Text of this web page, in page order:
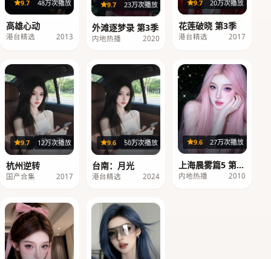
9.7 48万次播放
高雄心动
港台精选 2013
39集
9.7 23万次播放
外滩逐梦录 第3季
内地热播 2020
9.7 20万次播放
花莲破晓 第3季
港台精选 2017
第20期
9.7 12万次播放
杭州逆转
国产合集 2017
116分钟
9.6 50万次播放
台南：月光
港台精选 2024
26集
9.6 27万次播放
上海晨雾篇5 第2
季
内地热播 2010